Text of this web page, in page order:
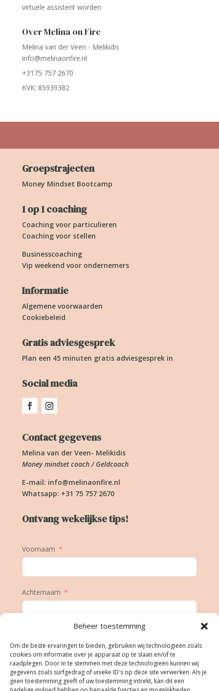
Beheer toestemming
Om de beste ervaringen te bieden, gebruiken wij technologieën zoals
cookies om informatie over je apparaat op te slaan en/of te
raadplegen. Door in te stemmen met deze technologieën kunnen wij
gegevens zoals surfgedrag of unieke ID's op deze site verwerken. Als je
geen toestemming geeft of uw toestemming intrekt, kan dit een
virtuele assistent worden
Over Melina on Fire
Melina van der Veen - Melikidis
info@melinaonfire.nl
+3175 757 2670
KVK: 85939382
Groepstrajecten
Money Mindset Bootcamp
1 op 1 coaching
Coaching voor particulieren
Coaching voor stellen
Businesscoaching
Vip weekend voor ondernemers
Informatie
Algemene voorwaarden
Cookiebeleid
Gratis adviesgesprek
Plan een 45 minuten gratis adviesgesprek in
Social media
Contact gegevens
Melina van der Veen- Melikidis
Money mindset coach / Geldcoach
E-mail: info@melinaonfire.nl
Whatsapp: +31 75 757 2670
Ontvang wekelijkse tips!
Voornaam
Achternaam
Geboortedatum